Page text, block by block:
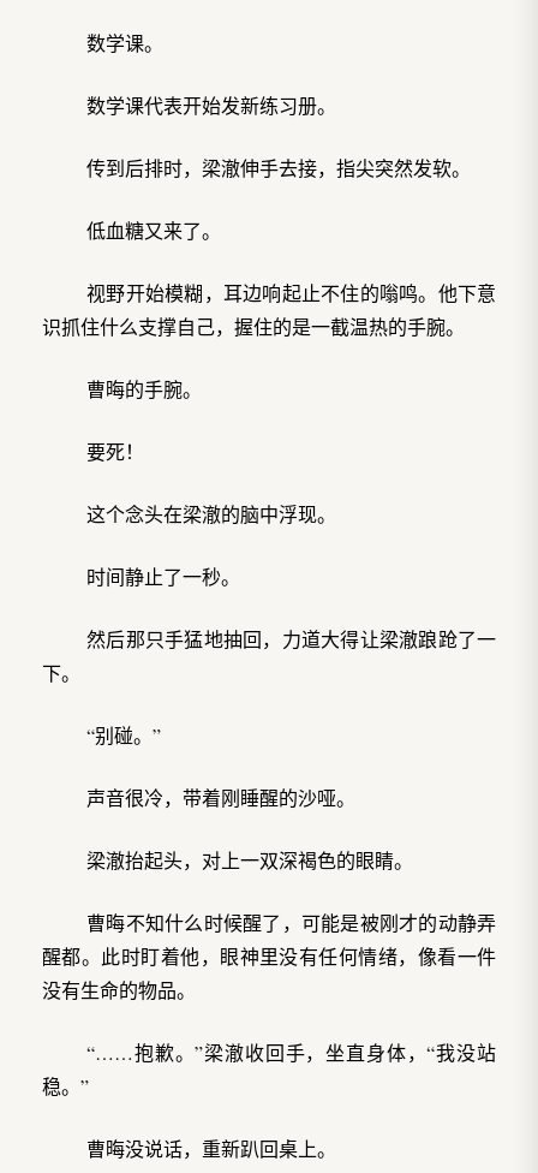
数学课。
数学课代表开始发新练习册。
传到后排时，梁澈伸手去接，指尖突然发软。
低血糖又来了。
视野开始模糊，耳边响起止不住的嗡鸣。他下意
识抓住什么支撑自己，握住的是一截温热的手腕。
曹晦的手腕。
要死！
这个念头在梁澈的脑中浮现。
时间静止了一秒。
然后那只手猛地抽回，力道大得让梁澈踉跄了一
下。
“别碰。”
声音很冷，带着刚睡醒的沙哑。
梁澈抬起头，对上一双深褐色的眼睛。
曹晦不知什么时候醒了，可能是被刚才的动静弄
醒都。此时盯着他，眼神里没有任何情绪，像看一件
没有生命的物品。
“……抱歉。”梁澈收回手，坐直身体，“我没站
稳。”
曹晦没说话，重新趴回桌上。